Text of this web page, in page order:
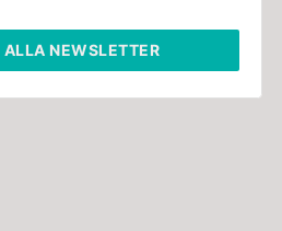
ALLA NEWSLETTER